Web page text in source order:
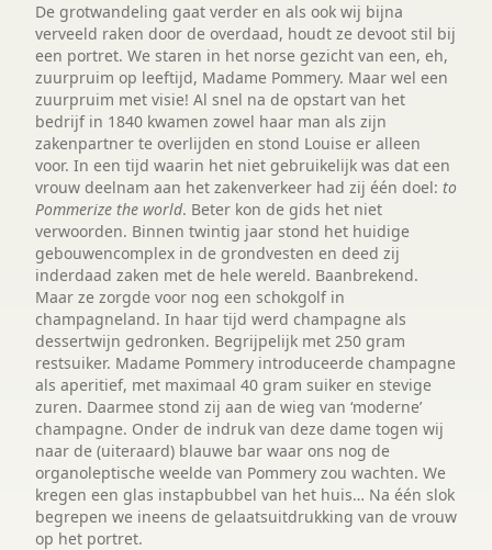
De grotwandeling gaat verder en als ook wij bijna
verveeld raken door de overdaad, houdt ze devoot stil bij
een portret. We staren in het norse gezicht van een, eh,
zuurpruim op leeftijd, Madame Pommery. Maar wel een
zuurpruim met visie! Al snel na de opstart van het
bedrijf in 1840 kwamen zowel haar man als zijn
zakenpartner te overlijden en stond Louise er alleen
voor. In een tijd waarin het niet gebruikelijk was dat een
vrouw deelnam aan het zakenverkeer had zij één doel: to
Pommerize the world. Beter kon de gids het niet
verwoorden. Binnen twintig jaar stond het huidige
gebouwencomplex in de grondvesten en deed zij
inderdaad zaken met de hele wereld. Baanbrekend.
Maar ze zorgde voor nog een schokgolf in
champagneland. In haar tijd werd champagne als
dessertwijn gedronken. Begrijpelijk met 250 gram
restsuiker. Madame Pommery introduceerde champagne
als aperitief, met maximaal 40 gram suiker en stevige
zuren. Daarmee stond zij aan de wieg van ‘moderne’
champagne. Onder de indruk van deze dame togen wij
naar de (uiteraard) blauwe bar waar ons nog de
organoleptische weelde van Pommery zou wachten. We
kregen een glas instapbubbel van het huis… Na één slok
begrepen we ineens de gelaatsuitdrukking van de vrouw
op het portret.